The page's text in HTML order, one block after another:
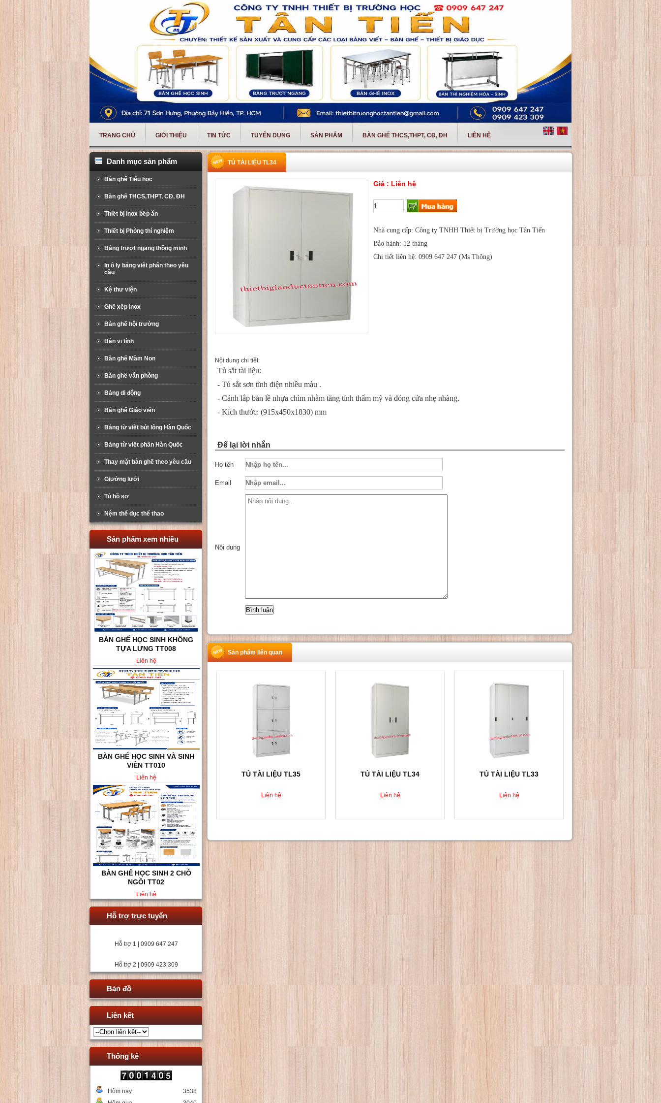
TRANG CHỦ GIỚI THIỆU TIN TỨC TUYỂN DỤNG SẢN PHẨM BÀN GHẾ THCS,THPT, CĐ, ĐH LIÊN HỆ
Danh mục sản phẩm
Bàn ghế Tiểu học
Bàn ghế THCS,THPT, CĐ, ĐH
Thiết bị inox bếp ăn
Thiết bị Phòng thí nghiệm
Bảng trượt ngang thông minh
In ô ly bảng viết phấn theo yêu
cầu
Kệ thư viện
Ghế xếp inox
Bàn ghế hội trường
Bàn vi tính
Bàn ghế Mầm Non
Bàn ghế văn phòng
Bảng di động
Bàn ghế Giáo viên
Bảng từ viết bút lông Hàn Quốc
Bảng từ viết phấn Hàn Quốc
Thay mặt bàn ghế theo yêu cầu
Giường lưới
Tủ hồ sơ
Nệm thể dục thể thao
Sản phẩm xem nhiều
BÀN GHẾ HỌC SINH KHÔNG
TỰA LƯNG TT008
Liên hệ
BÀN GHẾ HỌC SINH VÀ SINH
VIÊN TT010
Liên hệ
BÀN GHẾ HỌC SINH 2 CHỖ
NGỒI TT02
Liên hệ
Hỗ trợ trực tuyến
Hỗ trợ 1 | 0909 647 247
Hỗ trợ 2 | 0909 423 309
Bản đồ
Liên kết
Thống kê
Hôm nay
3538
TỦ TÀI LIỆU TL34
Giá : Liên hệ
Nhà cung cấp: Công ty TNHH Thiết bị Trường học Tân Tiến
Bảo hành: 12 tháng
Chi tiết liên hệ: 0909 647 247 (Ms Thông)
Nội dung chi tiết:
Tủ sắt tài liệu:
- Tủ sắt sơn tĩnh điện nhiều màu .
- Cánh lắp bản lề nhựa chìm nhằm tăng tính thẩm mỹ và đóng cửa nhẹ nhàng.
- Kích thước: (915x450x1830) mm
Để lại lời nhắn
Họ tên
Email
Nội dung
Sản phẩm liên quan
TỦ TÀI LIỆU TL35
Liên hệ
TỦ TÀI LIỆU TL34
Liên hệ
TỦ TÀI LIỆU TL33
Liên hệ